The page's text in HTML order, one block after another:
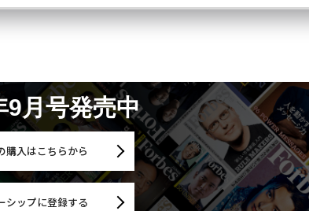
9月号発売中
購入はこちらから
シップに登録する